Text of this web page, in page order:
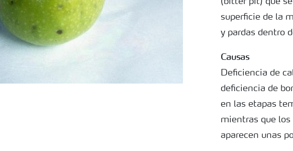
superficie de la
y pardas dentro
Causas
Deficiencia de
deficiencia de
en las etapas
mientras que
aparecen unas